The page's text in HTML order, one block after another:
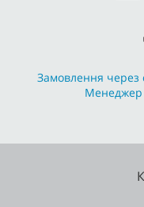
Замовлення через
Менеджер